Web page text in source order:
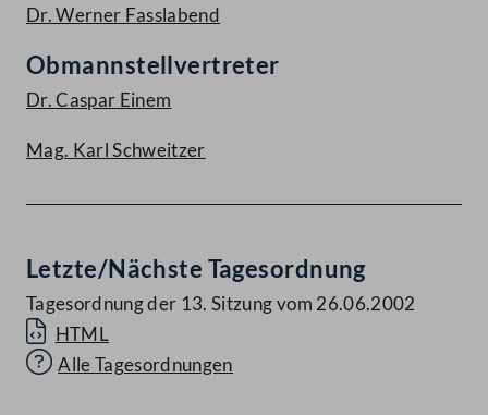
Dr. Werner Fasslabend
Obmannstellvertreter
Dr. Caspar Einem
Mag. Karl Schweitzer
Letzte/Nächste Tagesordnung
Tagesordnung der 13. Sitzung vom 26.06.2002
HTML
Alle Tagesordnungen